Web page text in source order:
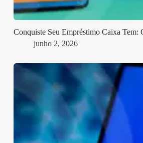
Conquiste Seu Empréstimo Caixa Tem:
junho 2, 2026